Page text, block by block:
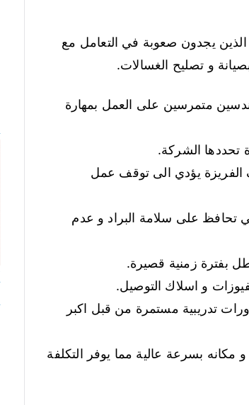
الذين يجدون صعوبة في التعامل مع
و تصليح الغسالات.
متمرسين على العمل بمهارة
تحددها الشركة.
الفريزة يؤدي الى توقف عمل
تحافظ على سلامة البراد و عدم
بفترة زمنية قصيرة.
و اسلاك التوصيل.
تدريبية مستمرة من قبل اكبر
بسرعة عالية مما يوفر التكلفة